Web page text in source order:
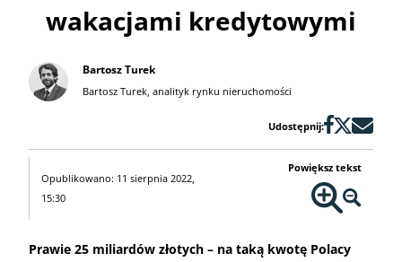
wakacjami kredytowymi
Bartosz Turek
Bartosz Turek, analityk rynku nieruchomości
Udostępnij:
Opublikowano: 11 sierpnia 2022,
15:30
Powiększ tekst
Prawie 25 miliardów złotych – na taką kwotę Polacy